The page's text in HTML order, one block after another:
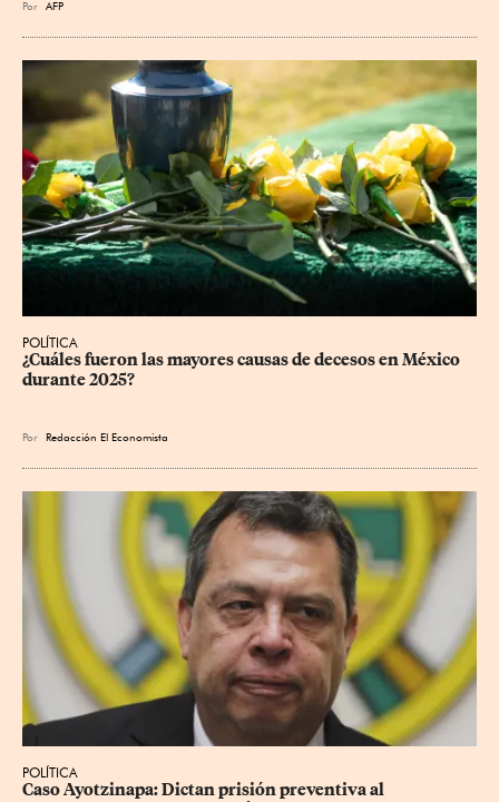
Por AFP
POLÍTICA
¿Cuáles fueron las mayores causas de decesos en México
durante 2025?
Por Redacción El Economista
POLÍTICA
Caso Ayotzinapa: Dictan prisión preventiva al